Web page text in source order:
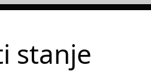
stanje